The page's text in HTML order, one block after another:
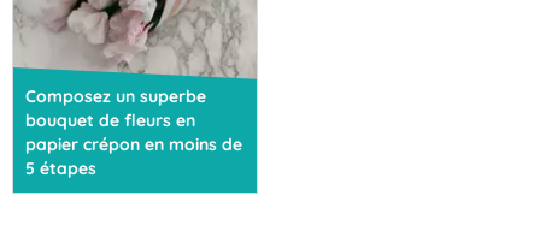
Composez un superbe
bouquet de fleurs en
papier crépon en moins de
5 étapes